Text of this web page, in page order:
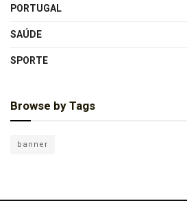
PORTUGAL
SAÚDE
SPORTE
Browse by Tags
banner